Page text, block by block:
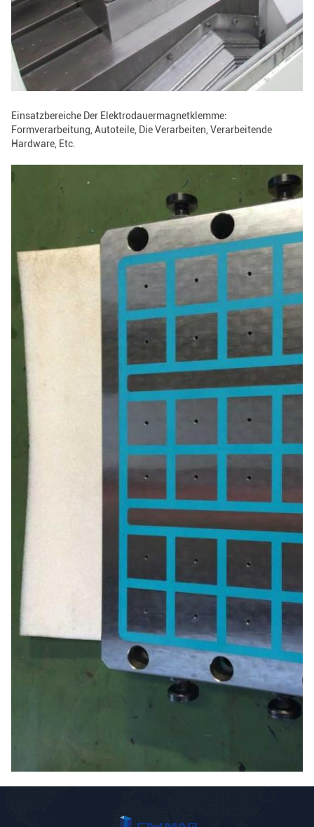
Einsatzbereiche Der Elektrodauermagnetklemme:
Formverarbeitung, Autoteile, Die Verarbeiten, Verarbeitende
Hardware, Etc.